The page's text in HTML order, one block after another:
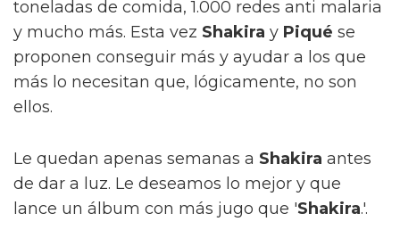
toneladas de comida, 1.000 redes anti malaria
y mucho más. Esta vez Shakira y Piqué se
proponen conseguir más y ayudar a los que
más lo necesitan que, lógicamente, no son
ellos.
Le quedan apenas semanas a Shakira antes
de dar a luz. Le deseamos lo mejor y que
lance un álbum con más jugo que 'Shakira.'.